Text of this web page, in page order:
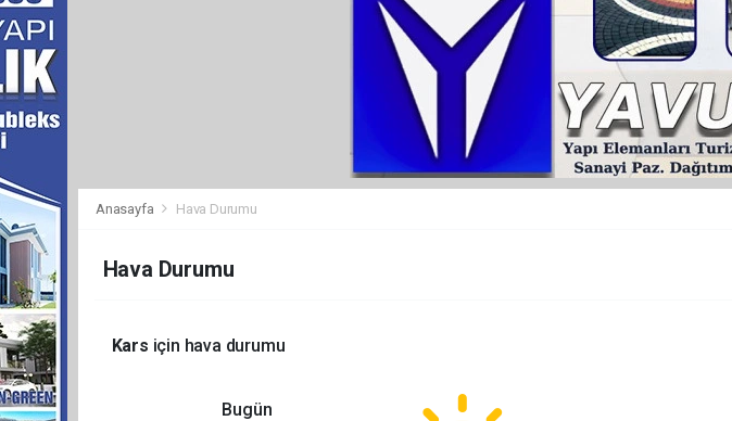
Anasayfa Hava Durumu
Hava Durumu
Kars için hava durumu
Bugün